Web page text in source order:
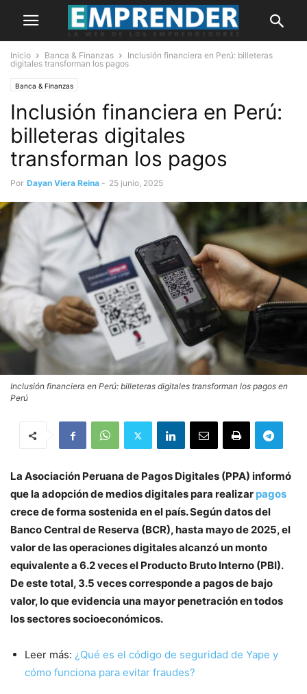
Inicio Banca & Finanzas
Inclusión financiera en Perú: billeteras
digitales transforman los pagos
Banca & Finanzas
Inclusión financiera en Perú:
billeteras digitales
transforman los pagos
Por Dayan Viera Reina - 25 junio, 2025
Inclusión financiera en Perú: billeteras digitales transforman los pagos en
Perú
La Asociación Peruana de Pagos Digitales (PPA) informó
que la adopción de medios digitales para realizar pagos
crece de forma sostenida en el país. Según datos del
Banco Central de Reserva (BCR), hasta mayo de 2025, el
valor de las operaciones digitales alcanzó un monto
equivalente a 6.2 veces el Producto Bruto Interno (PBI).
De este total, 3.5 veces corresponde a pagos de bajo
valor, lo que evidencia una mayor penetración en todos
los sectores socioeconómicos.
Leer más: ¿Qué es el código de seguridad de Yape y
cómo funciona para evitar fraudes?